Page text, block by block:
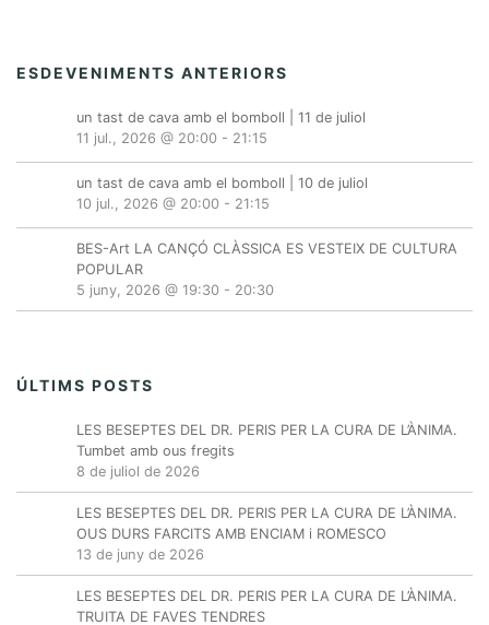
ESDEVENIMENTS ANTERIORS
un tast de cava amb el bomboll | 11 de juliol
11 jul., 2026 @ 20:00 - 21:15
un tast de cava amb el bomboll | 10 de juliol
10 jul., 2026 @ 20:00 - 21:15
BES-Art LA CANÇÓ CLÀSSICA ES VESTEIX DE CULTURA
POPULAR
5 juny, 2026 @ 19:30 - 20:30
ÚLTIMS POSTS
LES BESEPTES DEL DR. PERIS PER LA CURA DE L’ÀNIMA.
Tumbet amb ous fregits
8 de juliol de 2026
LES BESEPTES DEL DR. PERIS PER LA CURA DE L’ÀNIMA.
OUS DURS FARCITS AMB ENCIAM i ROMESCO
13 de juny de 2026
LES BESEPTES DEL DR. PERIS PER LA CURA DE L’ÀNIMA.
TRUITA DE FAVES TENDRES